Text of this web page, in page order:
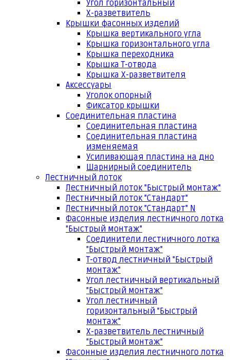
Угол горизонтальный
Х-разветвитель
Крышки фасонных изделий
Крышка вертикального угла
Крышка горизонтального угла
Крышка переходника
Крышка Т-отвода
Крышка Х-разветвителя
Аксессуары
Уголок опорный
Фиксатор крышки
Соединительная пластина
Соединительная пластина
Соединительная пластина
изменяемая
Усиливающая пластина на дно
Шарнирный соединитель
Лестничный лоток
Лестничный лоток "Быстрый монтаж"
Лестничный лоток "Стандарт"
Лестничный лоток "Стандарт" N
Фасонные изделия лестничного лотка
"Быстрый монтаж"
Соединители лестничного лотка
"Быстрый монтаж"
Т-отвод лестничный "Быстрый
монтаж"
Угол лестничный вертикальный
"Быстрый монтаж"
Угол лестничный
горизонтальный "Быстрый
монтаж"
Х-разветвитель лестничный
"Быстрый монтаж"
Фасонные изделия лестничного лотка